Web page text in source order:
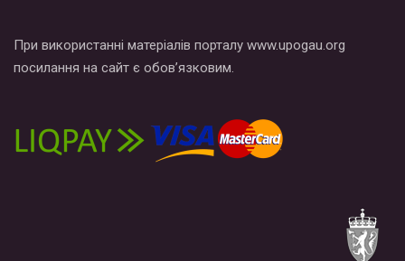
При використанні матеріалів порталу www.upogau.org
посилання на сайт є обов’язковим.